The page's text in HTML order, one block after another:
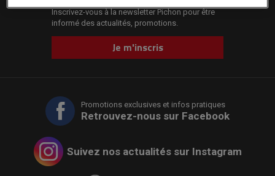
Inscrivez-vous à la newsletter Pichon pour être
informé des actualités, promotions.
Je m'inscris
Promotions exclusives et infos pratiques
Retrouvez-nous sur Facebook
Suivez nos actualités sur Instagram